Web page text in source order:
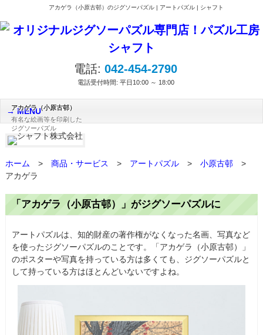
アカゲラ（小原古邨）のジグソーパズル | アートパズル | シャフト
電話: 042-454-2790
電話受付時間: 平日10:00 ～ 18:00
MENU
アカゲラ（小原古邨）
有名な絵画等を印刷した
ジグソーパズル
ホーム > 商品・サービス > アートパズル > 小原古邨
>
アカゲラ
「アカゲラ（小原古邨）」がジグソーパズルに
アートパズルは、知的財産の著作権がなくなった名画、写真など
を使ったジグソーパズルのことです。「アカゲラ（小原古邨）」
のポスターや写真を持っている方は多くても、ジグソーパズルと
して持っている方はほとんどいないですよね。